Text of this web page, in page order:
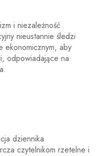
i niezależność
nieustannie śledzi
ekonomicznym, aby
odpowiadające na
dziennika
czytelnikom rzetelne i